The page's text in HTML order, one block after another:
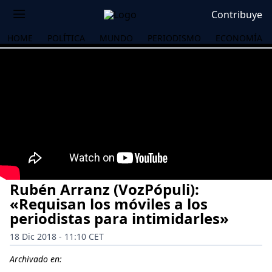
Contribuye
HOME POLÍTICA MUNDO PERIODISMO ECONOMÍA
Rubén Arranz (VozPópuli):
«Requisan los móviles a los
periodistas para intimidarles»
18 Dic 2018 - 11:10 CET
Archivado en: